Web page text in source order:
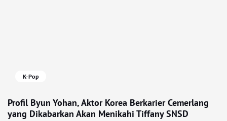
K-Pop
Profil Byun Yohan, Aktor Korea Berkarier Cemerlang
yang Dikabarkan Akan Menikahi Tiffany SNSD